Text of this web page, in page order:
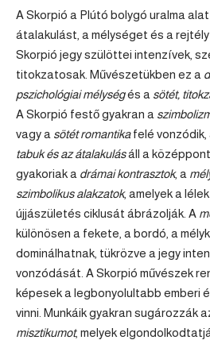
A Skorpió a Plútó bolygó uralma
átalakulást, a mélységet és a
Skorpió jegy szülöttei intenzívek,
titokzatosak. Művészetükben ez a
pszichológiai mélységés a sötét,
A Skorpió festő gyakran a
vagy a sötét romantikafelé vonzódik,
tabuk és az átalakulásáll a
gyakoriak a drámai kontrasztok, a
szimbolikus alakzatok, amelyek a
újjászületés ciklusát ábrázolják. A
különösen a fekete, a bordó, a
dominálhatnak, tükrözve a jegy
vonzódását. A Skorpió művészek
képesek a legbonyolultabb emberi
vinni. Munkáik gyakran sugározzák
misztikumot, melyek